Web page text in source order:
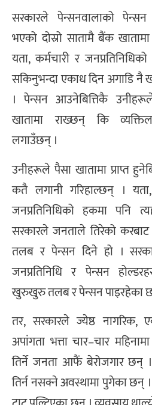
सरकारले पेन्सनवालाको
भएको दोस्रो सातामै बैंक खातामा
यता, कर्मचारी र
सकिनुभन्दा एकाध दिन अगाडि नै
। पेन्सन आउनेबित्तिकै
खातामा राख्छन् कि
लगाउँछन् ।
उनीहरूले पैसा खातामा प्राप्त
कतै लगानी गरिहाल्छन् ।
जनप्रतिनिधिको हकमा पनि
सरकारले जनताले तिरेको करबाट
तलब र पेन्सन दिने हो ।
जनप्रतिनिधि र पेन्सन
खुरुखुरु तलब र पेन्सन पाइरहेका
तर, सरकारले ज्येष्ठ नागरिक,
अपांगता भत्ता चार–चार
तिर्ने जनता आफैं बेरोजगार छन्
तिर्न नसक्ने अवस्थामा पुगेका छन्